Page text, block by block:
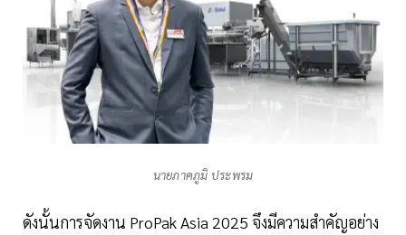
นายภาคภูมิ ประพรม
ดังนั้นการจัดงาน ProPak Asia 2025 จึงมีความสำคัญอย่าง